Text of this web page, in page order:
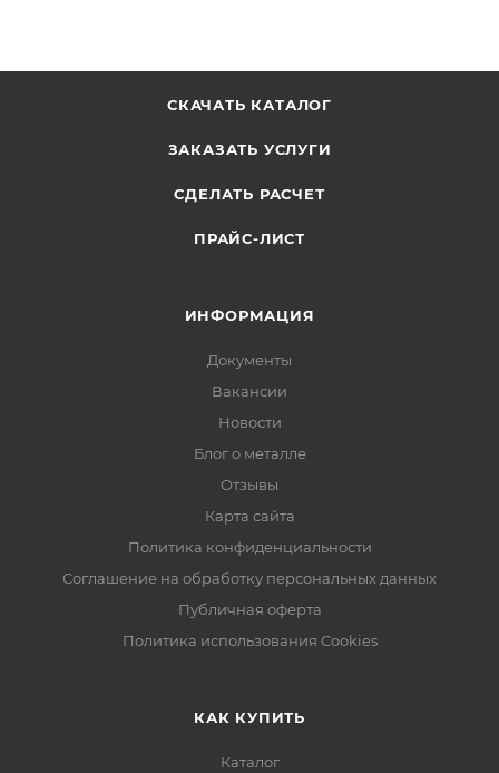
СКАЧАТЬ КАТАЛОГ
ЗАКАЗАТЬ УСЛУГИ
СДЕЛАТЬ РАСЧЕТ
ПРАЙС-ЛИСТ
ИНФОРМАЦИЯ
Документы
Вакансии
Новости
Блог о металле
Отзывы
Карта сайта
Политика конфиденциальности
Соглашение на обработку персональных данных
Публичная оферта
Политика использования Cookies
КАК КУПИТЬ
Каталог